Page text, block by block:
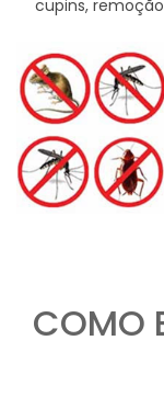
cupins,
COMO